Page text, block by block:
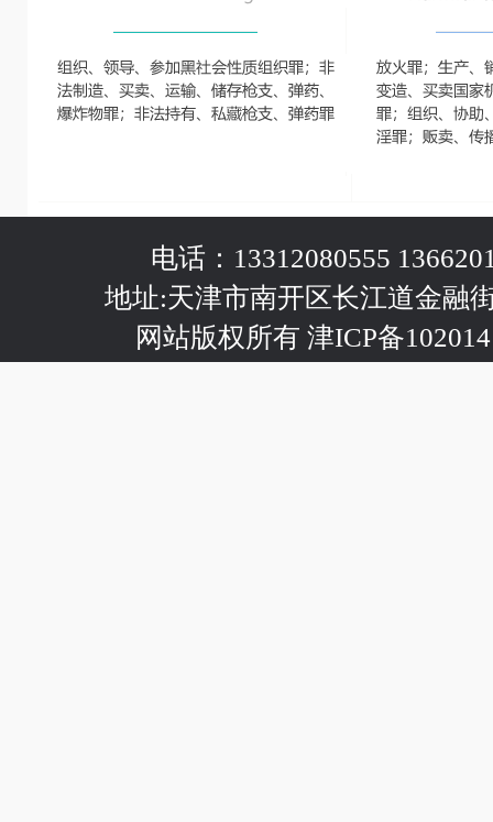
电话：13312080555
地址:天津市南开区长江道金融
网站版权所有 津ICP备